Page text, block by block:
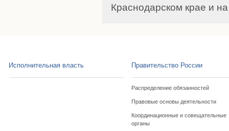
Краснодарском крае и
Исполнительная власть Правительство России
Распределение обязанностей
Правовые основы деятельности
Координационные и совещательные
органы